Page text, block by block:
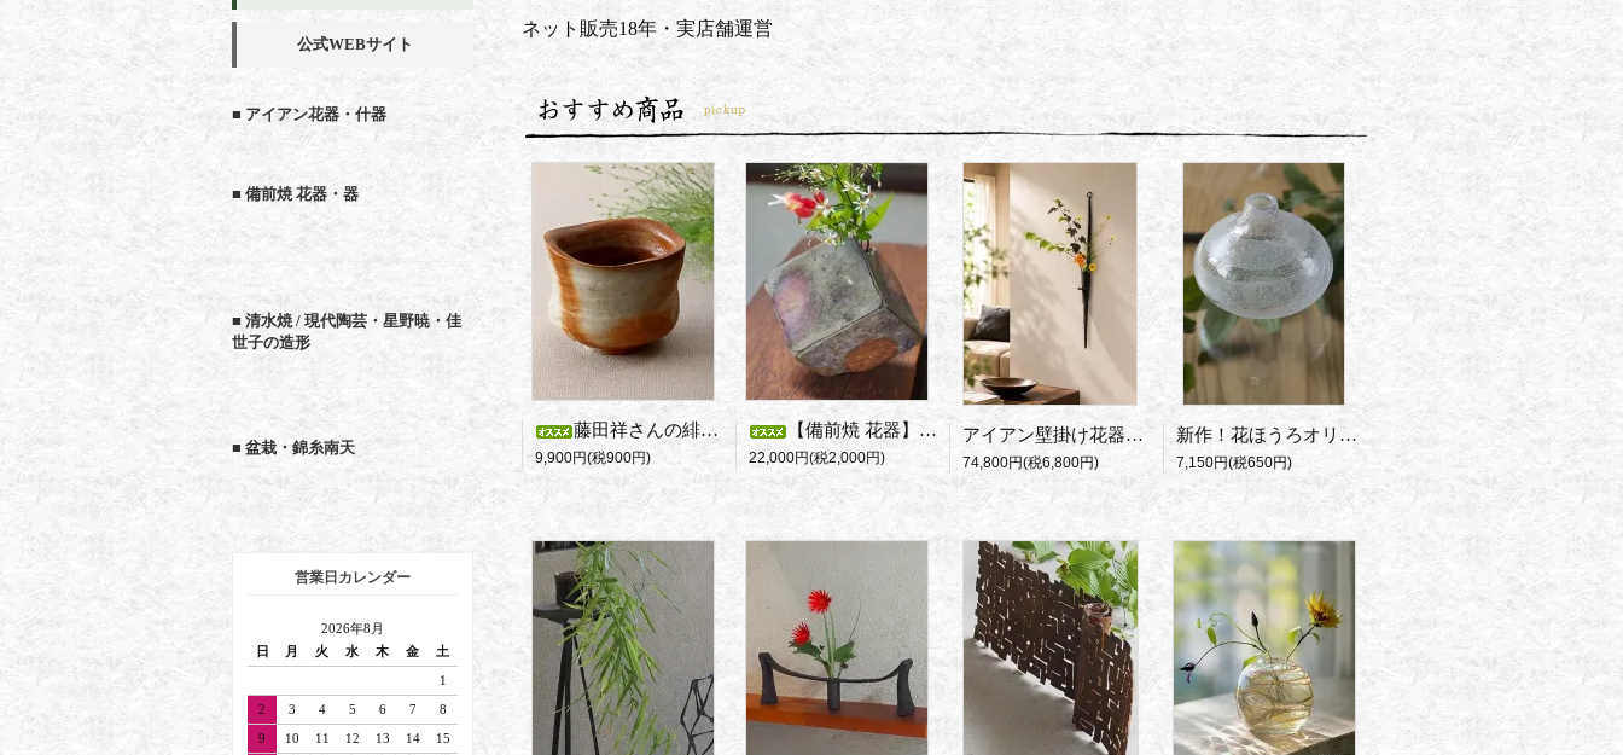
ネット販売18年・実店舗運営
藤田祥さんの緋襷ぐい呑み・変形（大）
9,900円(税900円)
【備前焼 花器】横山直樹 作 モダン備前花入れ cube（一輪挿し・和モダンインテリア）
22,000円(税2,000円)
アイアン壁掛け花器 NewShield
74,800円(税6,800円)
新作！花ほうろオリジナルカラー Izumi
7,150円(税650円)
公式WEBサイト
■ アイアン花器・什器
■ 備前焼 花器・器
■ 清水焼 / 現代陶芸・星野暁・佳
世子の造形
■ 盆栽・錦糸南天
営業日カレンダー
2026年8月
日
月 火 水 木 金
土
1
2
3 4 5 6 7
8
9
10 11 12 13 14
15